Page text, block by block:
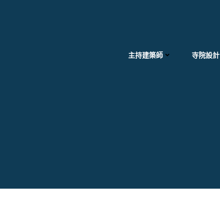
主持建築師 寺院設計